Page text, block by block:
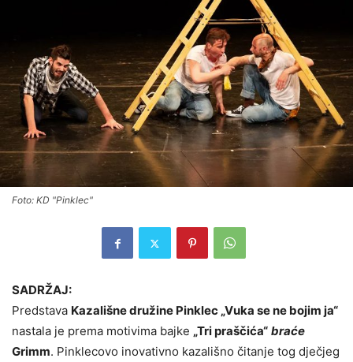
Foto: KD "Pinklec"
SADRŽAJ:
Predstava Kazališne družine Pinklec „Vuka se ne bojim ja“
nastala je prema motivima bajke „Tri praščića“ braće
Grimm. Pinklecovo inovativno kazališno čitanje tog dječjeg